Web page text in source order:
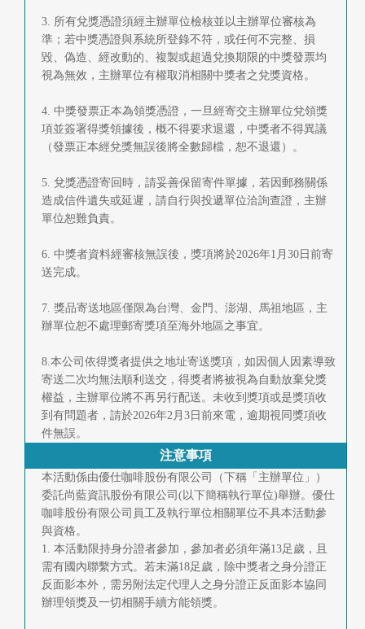
3. 所有兌獎憑證須經主辦單位檢核並以主辦單位審核為
準；若中獎憑證與系統所登錄不符，或任何不完整、損
毀、偽造、經改動的、複製或超過兌換期限的中獎發票均
視為無效，主辦單位有權取消相關中獎者之兌獎資格。
4. 中獎發票正本為領獎憑證，一旦經寄交主辦單位兌領獎
項並簽署得獎領據後，概不得要求退還，中獎者不得異議
（發票正本經兌獎無誤後將全數歸檔，恕不退還）。
5. 兌獎憑證寄回時，請妥善保留寄件單據，若因郵務關係
造成信件遺失或延遲，請自行與投遞單位洽詢查證，主辦
單位恕難負責。
6. 中獎者資料經審核無誤後，獎項將於2026年1月30日前寄
送完成。
7. 獎品寄送地區僅限為台灣、金門、澎湖、馬祖地區，主
辦單位恕不處理郵寄獎項至海外地區之事宜。
8.本公司依得獎者提供之地址寄送獎項，如因個人因素導致
寄送二次均無法順利送交，得獎者將被視為自動放棄兌獎
權益，主辦單位將不再另行配送。未收到獎項或是獎項收
到有問題者，請於2026年2月3日前來電，逾期視同獎項收
件無誤。
注意事項
本活動係由優仕咖啡股份有限公司（下稱「主辦單位」）
委託尚藍資訊股份有限公司(以下簡稱執行單位)舉辦。優仕
咖啡股份有限公司員工及執行單位相關單位不具本活動參
與資格。
1. 本活動限持身分證者參加，參加者必須年滿13足歲，且
需有國內聯繫方式。若未滿18足歲，除中獎者之身分證正
反面影本外，需另附法定代理人之身分證正反面影本協同
辦理領獎及一切相關手續方能領獎。